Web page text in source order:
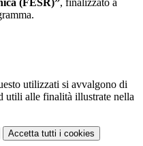
(FESR)”, finalizzato a
utilizzati si avvalgono di
utili alle finalità illustrate nella
Accetta tutti i cookies